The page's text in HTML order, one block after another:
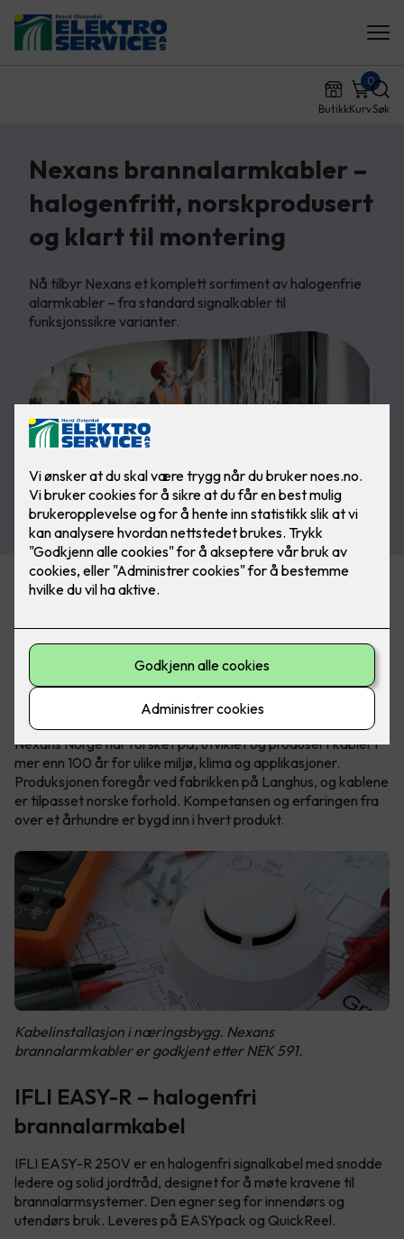
ButikkKurv
0
Søk
Nexans brannalarmkabler –
halogenfritt, norskprodusert
og klart til montering
Nå tilbyr Nexans et komplett sortiment av halogenfrie
alarmkabler – fra standard signalkabler til
funksjonssikre varianter.
Det nye sortimentet er tilgjengelig i Nexans’ nye
Over 100 år med norsk
kabelkompetanse
Nexans Norge har forsket på, utviklet og produsert kabler i
mer enn 100 år for ulike miljø, klima og applikasjoner.
Produksjonen foregår ved fabrikken på Langhus, og kablene
er tilpasset norske forhold. Kompetansen og erfaringen fra
over et århundre er bygd inn i hvert produkt.
Kabelinstallasjon i næringsbygg. Nexans
brannalarmkabler er godkjent etter NEK 591.
IFLI EASY-R – halogenfri
brannalarmkabel
IFLI EASY-R 250V er en halogenfri signalkabel med snodde
ledere og solid jordtråd, designet for å møte kravene til
brannalarmsystemer. Den egner seg for innendørs og
utendørs bruk. Leveres på EASYpack og QuickReel.